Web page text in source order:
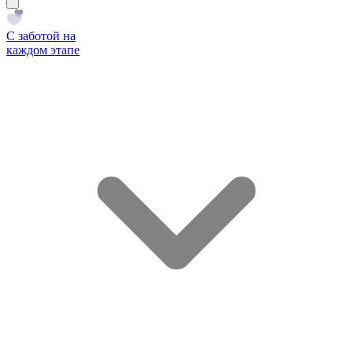
С заботой на
каждом этапе